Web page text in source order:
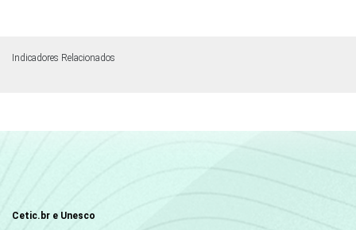
Indicadores Relacionados
Cetic.br e Unesco